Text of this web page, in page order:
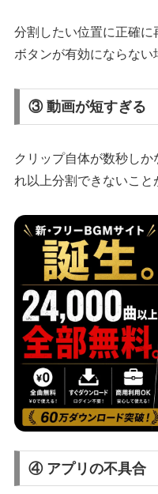
分割したい位置に正確に
ボタンが有効にならない
③ 動画が短すぎる
クリップ自体が数秒し
れ以上分割できないこと
④ アプリの不具合